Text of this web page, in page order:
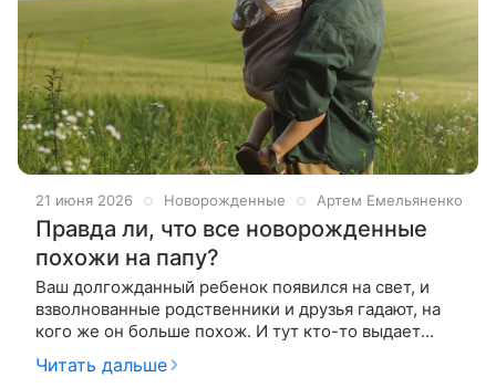
21 июня 2026 Новорожденные Артем Емельяненко
Правда ли, что все новорожденные
похожи на папу?
Ваш долгожданный ребенок появился на свет, и
взволнованные родственники и друзья гадают, на
кого же он больше похож. И тут кто-то выдает
утверждение, что все младенцы в первые месяцы
жизни напоминают папу.
Читать дальше